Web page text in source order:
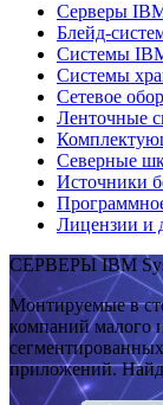
Серверы
Блейд-
Системы
Системы
Сетевое
Ленточные
Северные
Источники
Лицензии и
СЕРВЕРЫ IBM
Монтируемые в
компаний малого
приложений.